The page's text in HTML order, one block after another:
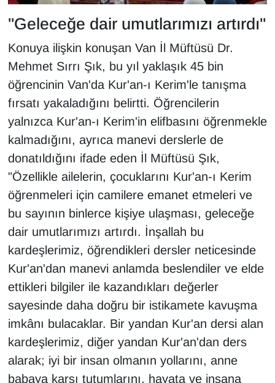
"Geleceğe dair umutlarımızı artırdı"
Konuya ilişkin konuşan Van İl Müftüsü Dr.
Mehmet Sırrı Şık, bu yıl yaklaşık 45 bin
öğrencinin Van'da Kur'an-ı Kerim'le tanışma
fırsatı yakaladığını belirtti. Öğrencilerin
yalnızca Kur'an-ı Kerim'in elifbasını öğrenmekle
kalmadığını, ayrıca manevi derslerle de
donatıldığını ifade eden İl Müftüsü Şık,
"Özellikle ailelerin, çocuklarını Kur'an-ı Kerim
öğrenmeleri için camilere emanet etmeleri ve
bu sayının binlerce kişiye ulaşması, geleceğe
dair umutlarımızı artırdı. İnşallah bu
kardeşlerimiz, öğrendikleri dersler neticesinde
Kur'an'dan manevi anlamda beslendiler ve elde
ettikleri bilgiler ile kazandıkları değerler
sayesinde daha doğru bir istikamete kavuşma
imkânı bulacaklar. Bir yandan Kur'an dersi alan
kardeşlerimiz, diğer yandan Kur'an'dan ders
alarak; iyi bir insan olmanın yollarını, anne
babaya karşı tutumlarını, hayata ve insana
VAN'DA SPOR
Vasıta
YEREL